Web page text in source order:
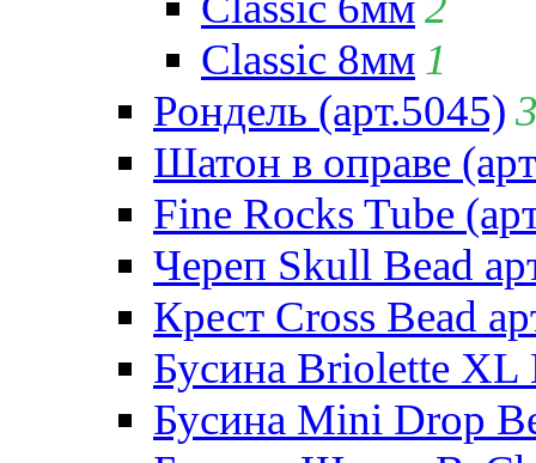
Classic 8мм 1
Рондель (арт.5045)
Шатон в оправе
Fine Rocks Tube
Череп Skull Bead
Крест Cross Bead
Бусина Briolette XL
Бусина Mini Drop